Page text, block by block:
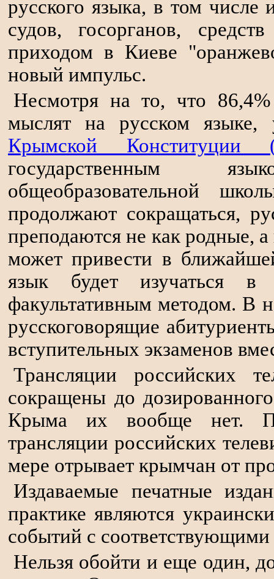
русского языка, в том числе
судов, госорганов,
приходом в Киеве
новый импульс.
Несмотря на то, что 86,4%
мыслят на русском языке,
Крымской Конституции
государственным
общеобразовательной
продолжают сокращаться,
преподаются не как родные,
может привести в
язык будет изучаться
факультативным методом. В
русскоговорящие
вступительных экзаменов
Трансляции российских
сокращены до
Крыма их вообще нет.
трансляции российских
мере отрывает крымчан от
Издаваемые печатные
практике являются
событий с
Нельзя обойти и еще один,